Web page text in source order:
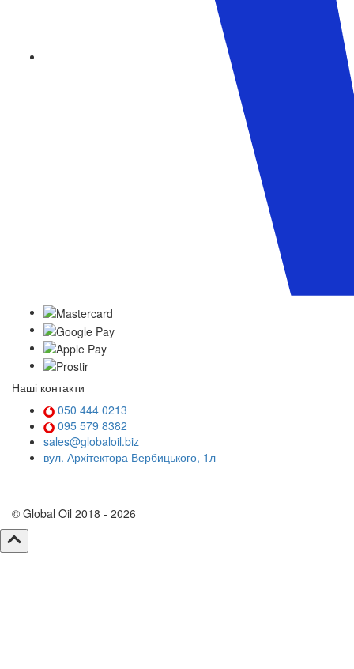
Наші контакти
050 444 0213
095 579 8382
sales@globaloil.biz
вул. Архітектора Вербицького, 1л
© Global Oil 2018 - 2026